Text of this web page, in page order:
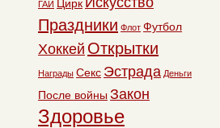
ГАИ Цирк
Праздники Флот Футбол
Хоккей Открытки
Награды Секс Эстрада Деньги
После войны Закон
Здоровье